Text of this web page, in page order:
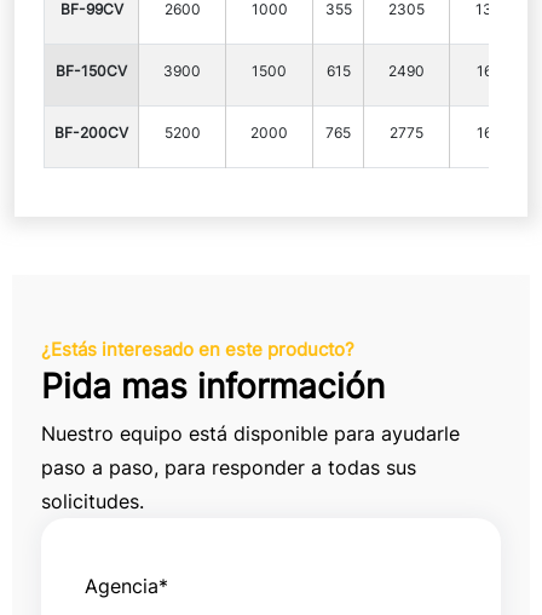
BF-99CV 2600 1000 355 2305 1350
BF-150CV 3900 1500 615 2490 1692
BF-200CV 5200 2000 765 2775 1692
¿Estás interesado en este producto?
Pida mas información
Nuestro equipo está disponible para ayudarle
paso a paso, para responder a todas sus
solicitudes.
Agencia*